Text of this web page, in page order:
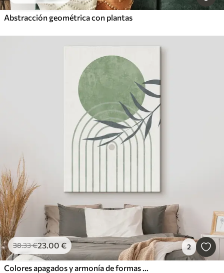
Abstracción geométrica con plantas
38.33€23.00 € 2
Colores apagados y armonía de formas orgánicas